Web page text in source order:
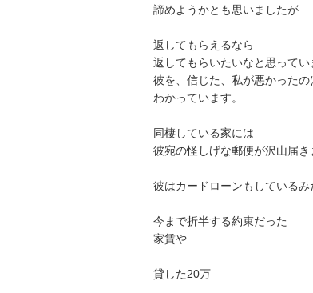
諦めようかとも思いましたが
返してもらえるなら
返してもらいたいなと思ってい
彼を、信じた、私が悪かったの
わかっています。
同棲している家には
彼宛の怪しげな郵便が沢山届き
彼はカードローンもしているみ
今まで折半する約束だった
家賃や
貸した20万